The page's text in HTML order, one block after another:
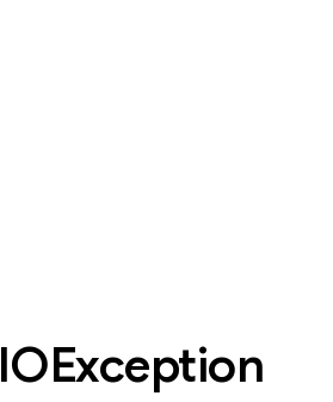
IOException